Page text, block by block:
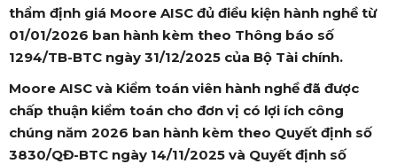
thẩm định giá Moore AISC đủ điều kiện hành nghề từ
01/01/2026 ban hành kèm theo Thông báo số
1294/TB-BTC ngày 31/12/2025 của Bộ Tài chính.
Moore AISC và Kiểm toán viên hành nghề đã được
chấp thuận kiểm toán cho đơn vị có lợi ích công
chúng năm 2026 ban hành kèm theo Quyết định số
3830/QĐ-BTC ngày 14/11/2025 và Quyết định số